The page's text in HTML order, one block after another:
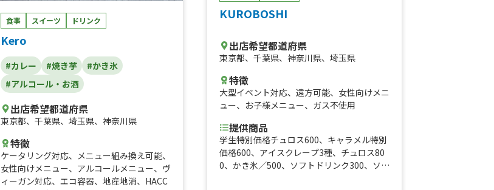
食事 スイーツ ドリンク
Kero
#カレー #焼き芋
#かき氷
#アルコール・お酒
出店希望都道府県
東京都、 千葉県、 埼玉県、 神奈川県
特徴
ケータリング対応、 メニュー組み換え可能、
女性向けメニュー、 アルコールメニュー、 ヴ
ィーガン対応、 エコ容器、 地産地消、 HACC
KUROBOSHI
出店希望都道府県
東京都、 千葉県、 神奈川県、 埼玉県
特徴
大型イベント対応、 遠方可能、 女性向けメニ
ュー、 お子様メニュー、 ガス不使用
提供商品
学生特別価格チュロス600、キャラメル特別
価格600、アイスクレープ3種、チュロス80
0、かき氷／500、ソフトドリンク300、ソフ